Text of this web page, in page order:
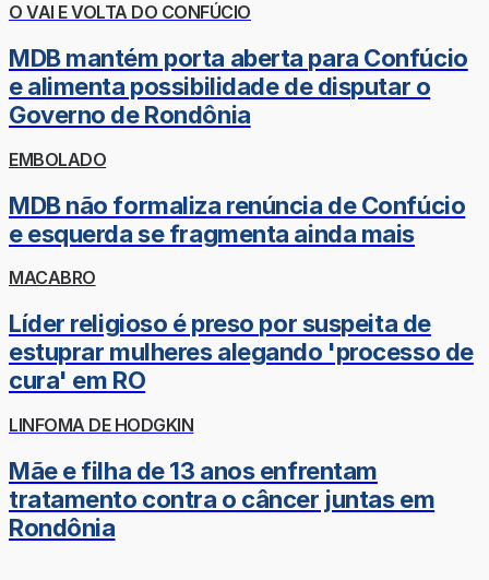
O VAI E VOLTA DO CONFÚCIO
MDB mantém porta aberta para Confúcio
e alimenta possibilidade de disputar o
Governo de Rondônia
EMBOLADO
MDB não formaliza renúncia de Confúcio
e esquerda se fragmenta ainda mais
MACABRO
Líder religioso é preso por suspeita de
estuprar mulheres alegando 'processo de
cura' em RO
LINFOMA DE HODGKIN
Mãe e filha de 13 anos enfrentam
tratamento contra o câncer juntas em
Rondônia